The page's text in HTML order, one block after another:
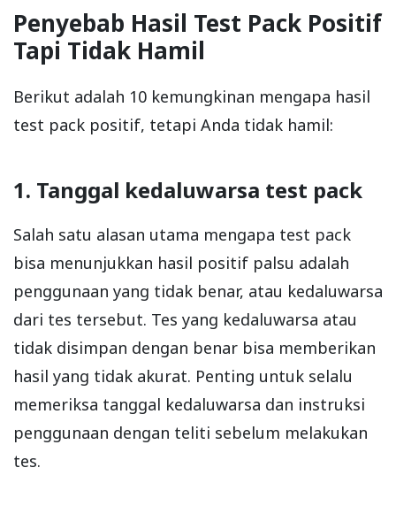
Penyebab Hasil Test Pack Positif
Tapi Tidak Hamil
Berikut adalah 10 kemungkinan mengapa hasil
test pack positif, tetapi Anda tidak hamil:
1. Tanggal kedaluwarsa test pack
Salah satu alasan utama mengapa test pack
bisa menunjukkan hasil positif palsu adalah
penggunaan yang tidak benar, atau kedaluwarsa
dari tes tersebut. Tes yang kedaluwarsa atau
tidak disimpan dengan benar bisa memberikan
hasil yang tidak akurat. Penting untuk selalu
memeriksa tanggal kedaluwarsa dan instruksi
penggunaan dengan teliti sebelum melakukan
tes.